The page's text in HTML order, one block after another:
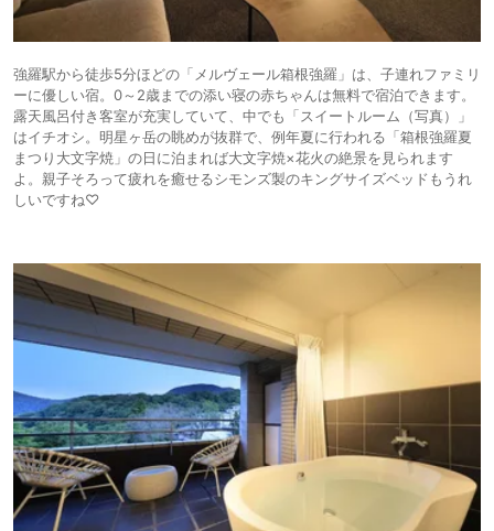
強羅駅から徒歩5分ほどの「メルヴェール箱根強羅」は、子連れファミリ
ーに優しい宿。0～2歳までの添い寝の赤ちゃんは無料で宿泊できます。
露天風呂付き客室が充実していて、中でも「スイートルーム（写真）」
はイチオシ。明星ヶ岳の眺めが抜群で、例年夏に行われる「箱根強羅夏
まつり大文字焼」の日に泊まれば大文字焼×花火の絶景を見られます
よ。親子そろって疲れを癒せるシモンズ製のキングサイズベッドもうれ
しいですね♡